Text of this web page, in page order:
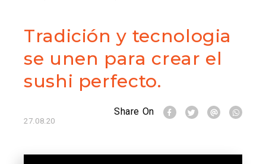
Tradición y tecnologia
se unen para crear el
sushi perfecto.
27.08.20
Share On